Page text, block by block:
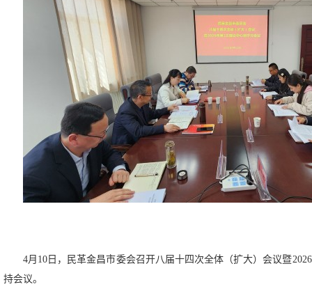
4月10日， 民革金昌市委会召开八届十四次全体（扩大）会议暨
持会议。